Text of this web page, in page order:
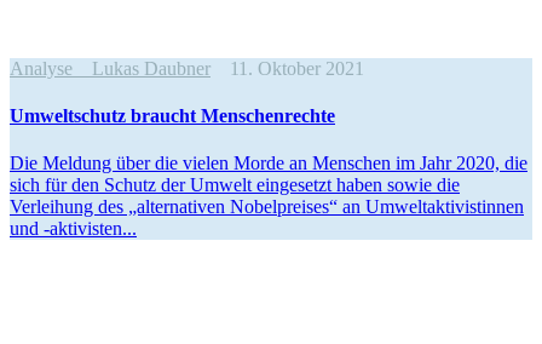
Analyse Lukas Daubner 11. Oktober 2021
Umwelt­schutz braucht Menschenrechte
Die Meldung über die vielen Morde an Menschen im Jahr 2020, die
sich für den Schutz der Umwelt einge­setzt haben sowie die
Verleihung des „alter­na­tiven Nobel­preises“ an Umwelt­ak­ti­vis­tinnen
und ‑aktivisten...